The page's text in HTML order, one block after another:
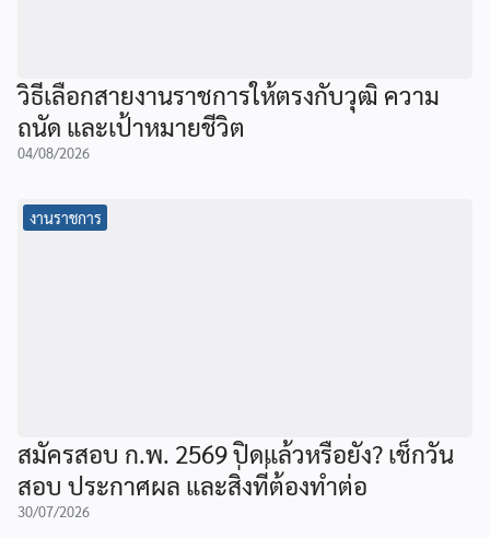
วิธีเลือกสายงานราชการให้ตรงกับวุฒิ ความ
ถนัด และเป้าหมายชีวิต
04/08/2026
งานราชการ
สมัครสอบ ก.พ. 2569 ปิดแล้วหรือยัง? เช็กวัน
สอบ ประกาศผล และสิ่งที่ต้องทำต่อ
30/07/2026